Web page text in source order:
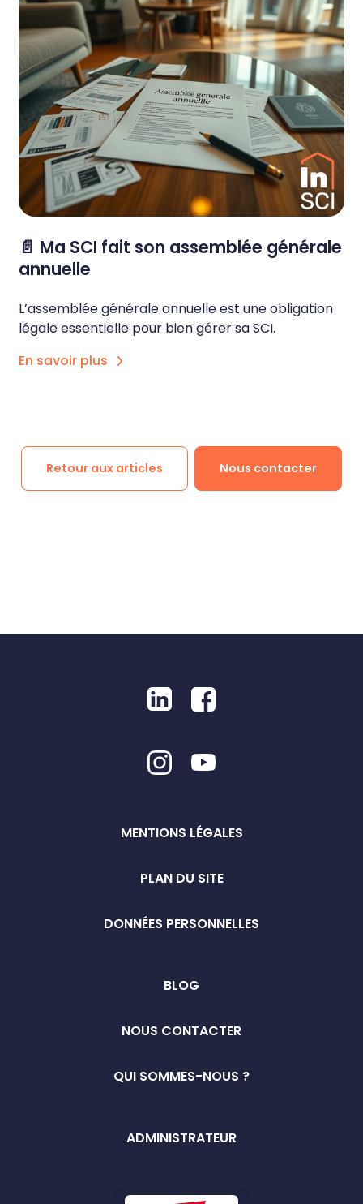
📄 Ma SCI fait son assemblée générale
annuelle
L’assemblée générale annuelle est une obligation
légale essentielle pour bien gérer sa SCI.
En savoir plus
Retour aux articles Nous contacter
MENTIONS LÉGALES
PLAN DU SITE
DONNÉES PERSONNELLES
BLOG
NOUS CONTACTER
QUI SOMMES-NOUS ?
ADMINISTRATEUR